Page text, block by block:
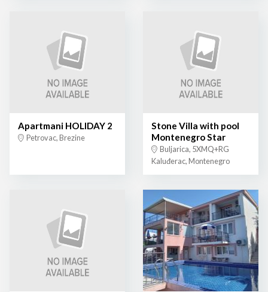
Apartmani HOLIDAY 2
Petrovac, Brezine
Stone Villa with pool
Montenegro Star
Buljarica, 5XMQ+RG
Kaluđerac, Montenegro